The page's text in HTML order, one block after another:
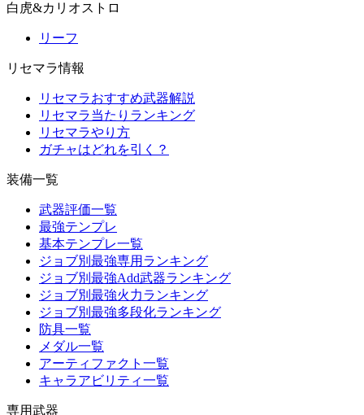
白虎&カリオストロ
リーフ
リセマラ情報
リセマラおすすめ武器解説
リセマラ当たりランキング
リセマラやり方
ガチャはどれを引く？
装備一覧
武器評価一覧
最強テンプレ
基本テンプレ一覧
ジョブ別最強専用ランキング
ジョブ別最強Add武器ランキング
ジョブ別最強火力ランキング
ジョブ別最強多段化ランキング
防具一覧
メダル一覧
アーティファクト一覧
キャラアビリティ一覧
専用武器